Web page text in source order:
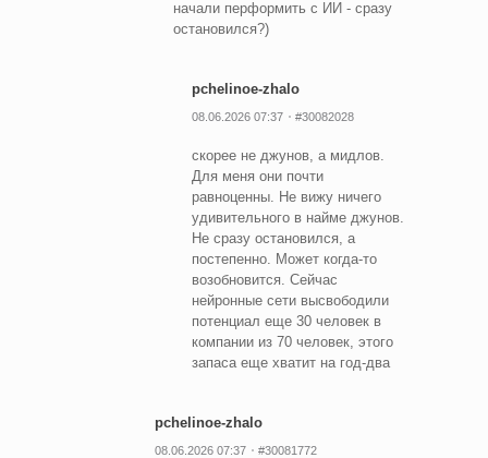
начали перформить с ИИ - сразу
остановился?)
pchelinoe-zhalo
08.06.2026 07:37 #30082028
скорее не джунов, а мидлов.
Для меня они почти
равноценны. Не вижу ничего
удивительного в найме джунов.
Не сразу остановился, а
постепенно. Может когда-то
возобновится. Сейчас
нейронные сети высвободили
потенциал еще 30 человек в
компании из 70 человек, этого
запаса еще хватит на год-два
pchelinoe-zhalo
08.06.2026 07:37 #30081772